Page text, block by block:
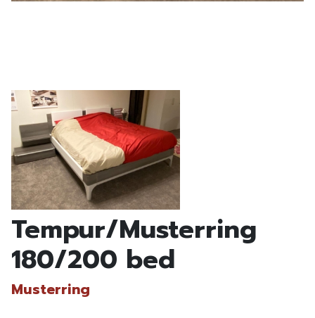
Tempur/Musterring
180/200 bed
Musterring